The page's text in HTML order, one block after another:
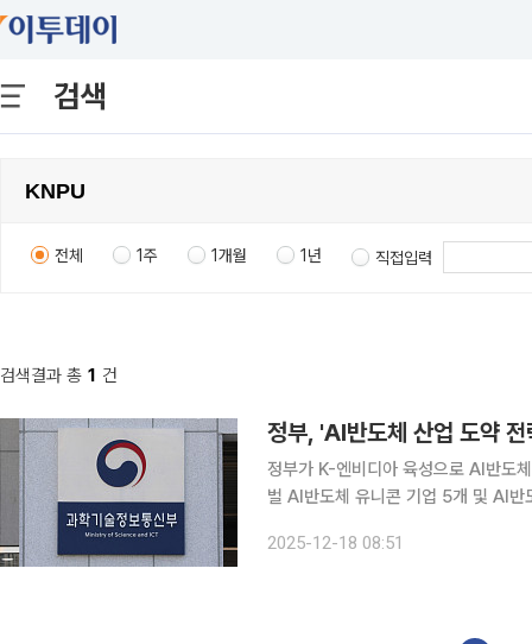
검색
전체 1주 1개월 1년 직접입력
검색결과 총 1 건
정부가 K-엔비디아 육성으로 AI반도
벌 AI반도체 유니콘 기업 5개 및 AI반
제2회 과학기술관계장관회의에서 ‘AI
2025-12-18 08:51